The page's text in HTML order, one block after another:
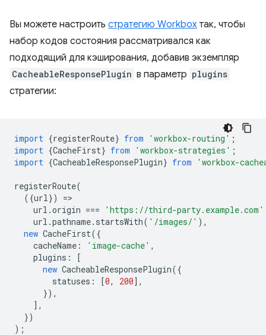
Вы можете настроить стратегию Workbox так, чтобы
набор кодов состояния рассматривался как
подходящий для кэширования, добавив экземпляр
CacheableResponsePlugin в параметр plugins
стратегии:
import {registerRoute} from 'workbox-routing' ;
import {CacheFirst} from 'workbox-strategies' ;
import {CacheableResponsePlugin} from 'workbox-
registerRoute(
({url}) =
url .origin ===
'https://third-party.example.com'
url .pathname. startsWith( '/images/' ),
new CacheFirst({
cacheName : 'image-cache' ,
plugins :
[
new CacheableResponsePlugin({
statuses : [0, 200],
}),
],
})
);